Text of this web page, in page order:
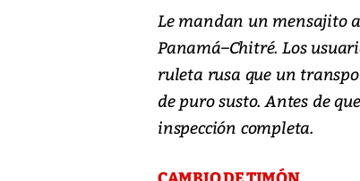
Le mandan un mensajito
Panamá–Chitré. Los
ruleta rusa que un
de puro susto. Antes de
inspección completa.